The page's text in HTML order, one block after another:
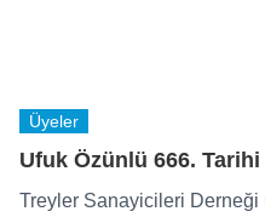
Üyeler
Ufuk Özünlü 666. Tarihi
Treyler Sanayicileri Derneği